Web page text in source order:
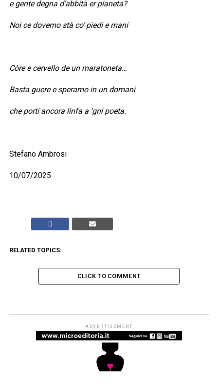
e gente degna d’abbità er pianeta?
Noi ce dovemo stà co’ piedi e mani
Còre e cervello de un maratoneta…
Basta guere e speramo in un domani
che porti ancora linfa a ‘gni poeta.
Stefano Ambrosi
10/07/2025
RELATED TOPICS:
CLICK TO COMMENT
ADVERTISEMENT